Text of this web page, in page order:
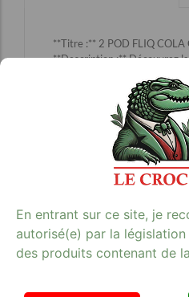
**Titre :** 2 POD FLIQ COLA
**Description :** Découvrez
une e-cigarette de haute
de vapotage exceptionnelle.
950 mAh, elle vous garantit
utilisation prolongée. Sa
saveurs disponibles vous
variété incomparables.
tabac, ce modèle allie
ce produit sur notre site
**Mots-clés :** e-cigarette,
**Lien :**
E-cigarette
En entrant sur ce site, je
autorisé(e) par la
des produits contenant de